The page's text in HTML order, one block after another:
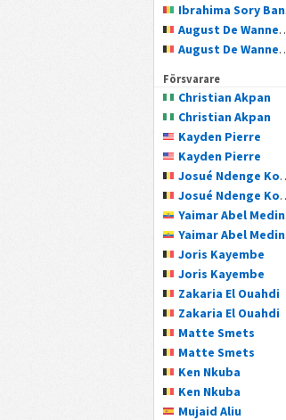
Ibrahima Sory Bangoura
August De Wannemacker
August De Wannemacker
Försvarare
Christian Akpan
Christian Akpan
Kayden Pierre
Kayden Pierre
Josué Ndenge Kongolo
Josué Ndenge Kongolo
Yaimar Abel Medina Ortiz
Yaimar Abel Medina Ortiz
Joris Kayembe
Joris Kayembe
Zakaria El Ouahdi
Zakaria El Ouahdi
Matte Smets
Matte Smets
Ken Nkuba
Ken Nkuba
Mujaid Aliu